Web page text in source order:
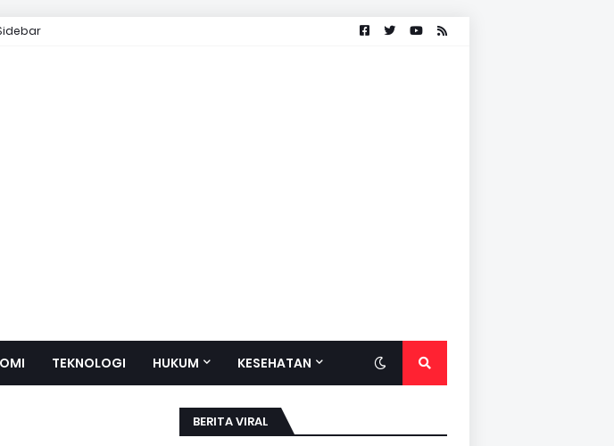
TEKNOLOGI HUKUM KESEHATAN
BERITA VIRAL